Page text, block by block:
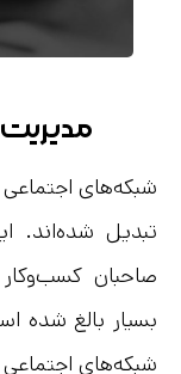
شبکه‌های
تبدیل شده‌اند.
صاحبان کسب‌و‌کار
بسیار بالغ شده
شبکه‌های